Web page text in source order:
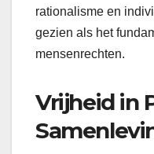
rationalisme en
gezien als het
mensenrechten.
Vrijheid in